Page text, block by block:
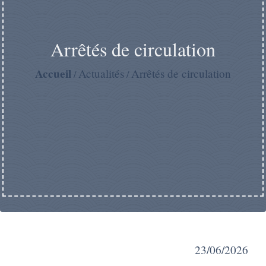
Arrêtés de circulation
Accueil/ Actualités/ Arrêtés de circulation
23/06/2026